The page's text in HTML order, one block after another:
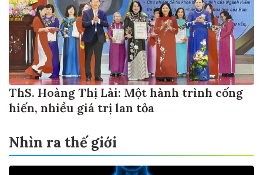
ThS. Hoàng Thị Lài: Một hành trình cống
hiến, nhiều giá trị lan tỏa
Nhìn ra thế giới